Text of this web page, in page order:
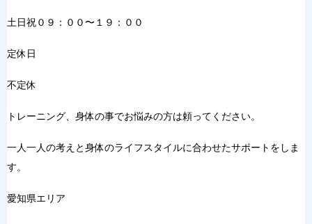
土日祝０９：００〜１９：００
定休日
不定休
トレーニング、身体の事でお悩みの方は頼ってください。
一人一人の考えと身体のライフスタイルに合わせたサポートをしま
す。
愛知県エリア